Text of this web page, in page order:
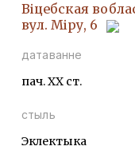
Віцебская
вул. Міру, 6
датаванне
пач. ХХ ст.
стыль
Эклектыка